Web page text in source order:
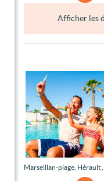
Afficher les
Marseillan-plage, Hérault